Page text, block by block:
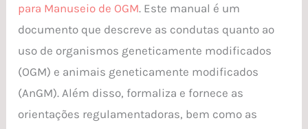
para Manuseio de OGM. Este manual é um
documento que descreve as condutas quanto ao
uso de organismos geneticamente modificados
(OGM) e animais geneticamente modificados
(AnGM). Além disso, formaliza e fornece as
orientações regulamentadoras, bem como as